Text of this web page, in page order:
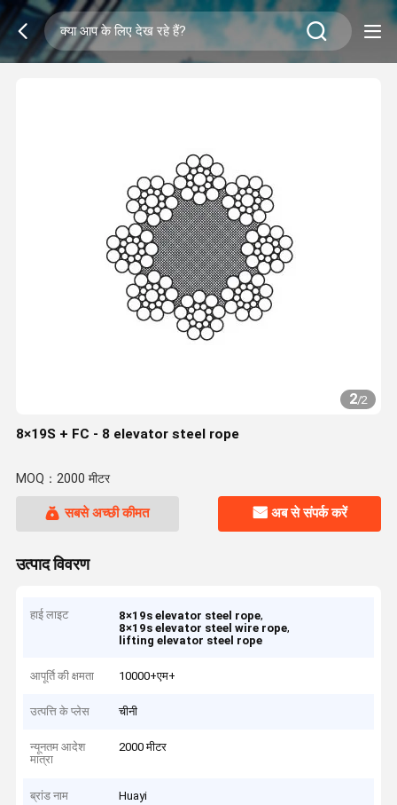
2/2
8×19S + FC - 8 elevator steel rope
MOQ：2000 मीटर
सबसे अच्छी कीमत अब से संपर्क करें
उत्पाद विवरण
हाई लाइट 8×19s elevator steel rope,
8×19s elevator steel wire rope,
lifting elevator steel rope
आपूर्ति की क्षमता 10000+एम+
उत्पत्ति के प्लेस चीनी
न्यूनतम आदेश
मात्रा
2000 मीटर
ब्रांड नाम Huayi